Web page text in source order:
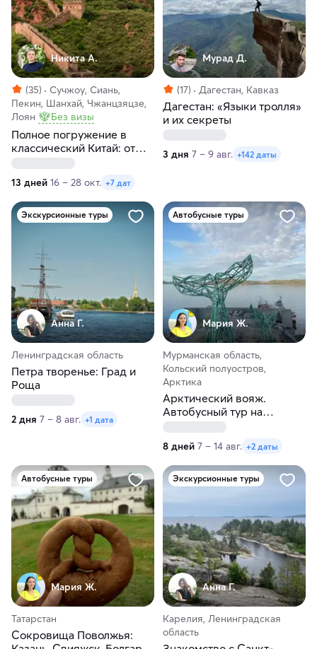
Никита А.
(35)
Сучжоу, Сиань,
Пекин, Шанхай, Чжанцзяцзе,
Лоян
Без визы
Полное погружение в
классический Китай: от
13 дней 16 – 28 окт. +7 дат
Мурад Д.
(17) Дагестан, Кавказ
Дагестан: «Языки тролля»
и их секреты
3 дня 7 – 9 авг. +142 даты
Экскурсионные туры
Анна Г.
Ленинградская область
Петра творенье: Град и
Роща
2 дня 7 – 8 авг. +1 дата
Автобусные туры
Мария Ж.
Мурманская область,
Кольский полуостров,
Арктика
Арктический вояж.
Автобусный тур на
Перми
8 дней 7 – 14 авг. +2 даты
Автобусные туры
Мария Ж.
Татарстан
Сокровища Поволжья:
Экскурсионные туры
Анна Г.
Карелия, Ленинградская
область